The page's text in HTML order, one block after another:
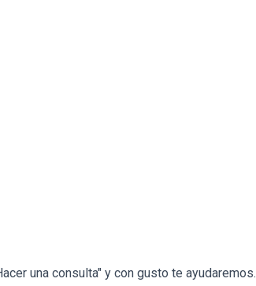
una consulta" y con gusto te ayudaremos.